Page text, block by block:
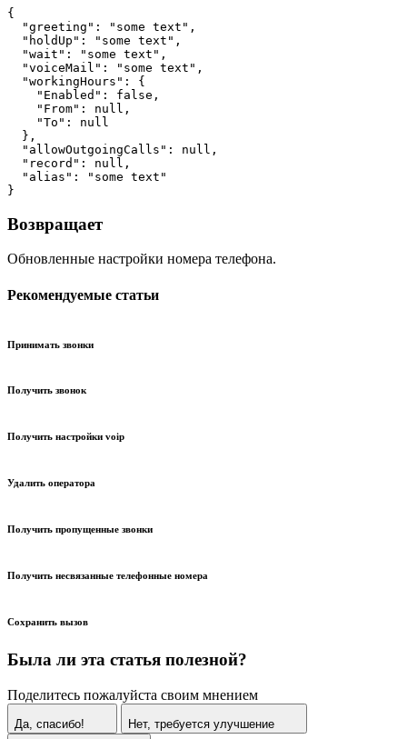
{
  "greeting": "some text",
  "holdUp": "some text",
  "wait": "some text",
  "voiceMail": "some text",
  "workingHours": {
    "Enabled": false,
    "From": null,
    "To": null
  },
  "allowOutgoingCalls": null,
  "record": null,
  "alias": "some text"
}
Возвращает
Обновленные настройки номера телефона.
Рекомендуемые статьи
Принимать звонки
Получить звонок
Получить настройки voip
Удалить оператора
Получить пропущенные звонки
Получить несвязанные телефонные номера
Сохранить вызов
Была ли эта статья полезной?
Поделитесь пожалуйста своим мнением
Да, спасибо! Нет, требуется улучшение